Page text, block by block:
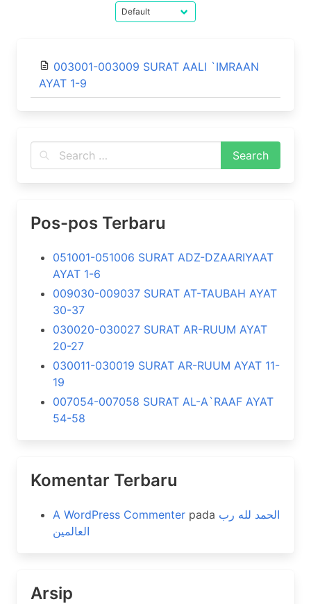
003001-003009 SURAT AALI `IMRAAN
AYAT 1-9
Pos-pos Terbaru
051001-051006 SURAT ADZ-DZAARIYAAT
AYAT 1-6
009030-009037 SURAT AT-TAUBAH AYAT
30-37
030020-030027 SURAT AR-RUUM AYAT
20-27
030011-030019 SURAT AR-RUUM AYAT 11-
19
007054-007058 SURAT AL-A`RAAF AYAT
54-58
Komentar Terbaru
A WordPress Commenter pada الحمد لله رب
العالمين
Arsip